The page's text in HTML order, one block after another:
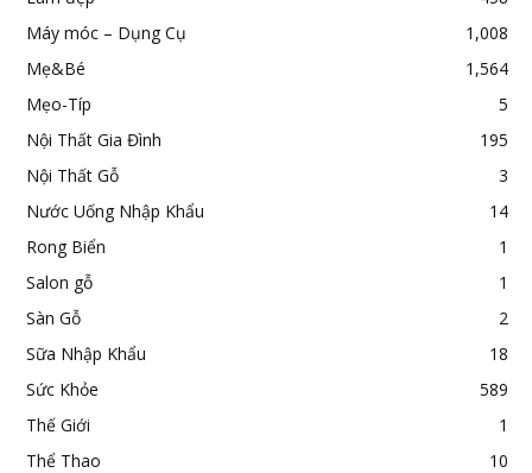
Máy móc – Dụng Cụ
1,008
Mẹ&Bé
1,564
Mẹo-Típ
5
Nội Thất Gia Đình
195
Nội Thất Gỗ
3
Nước Uống Nhập Khẩu
14
Rong Biển
1
Salon gỗ
1
Sàn Gỗ
2
Sữa Nhập Khẩu
18
Sức Khỏe
589
Thế Giới
1
Thể Thao
10